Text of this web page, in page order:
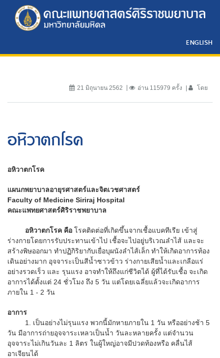
ENGLISH
21 มิถุนายน 2562 อ่าน 115979 ครั้ง โดย
อหิวาตกโรค
อหิวาตกโรค
แผนกพยาบาลอายุรศาสตร์และจิตเวชศาสตร์
Faculty of Medicine Siriraj Hospital
คณะแพทยศาสตร์ศิริราชพยาบาล
อหิวาตกโรค คือ โรคติดต่อที่เกิดขึ้นจากเชื้อแบคทีเรีย เข้าสู่
ร่างกายโดยการรับประทานเข้าไป เชื้อจะไปอยู่บริเวณลำไส้ และจะ
สร้างพิษออกมา ทำปฏิกิริยากับเยื่อบุผนังลำไส้เล็ก ทำให้เกิดอาการท้อง
เดินอย่างมาก อุจจาระเป็นสีน้ำซาวข้าว ร่างกายเสียน้ำและเกลือแร่
อย่างรวดเร็ว และ รุนแรง อาจทำให้ถึงแก่ชีวิตได้ ผู้ที่ได้รับเชื้อ จะเกิด
อาการได้ตั้งแต่ 24 ชั่วโมง ถึง 5 วัน แต่โดยเฉลี่ยแล้วจะเกิดอาการ
ภายใน 1 - 2 วัน
อาการ
1. เป็นอย่างไม่รุนแรง พวกนี้มักหายภายใน 1 วัน หรืออย่างช้า 5
วัน มีอาการถ่ายอุจจาระเหลวเป็นน้ำ วันละหลายครั้ง แต่จำนวน
อุจจาระไม่เกินวันละ 1 ลิตร ในผู้ใหญ่อาจมีปวดท้องหรือ คลื่นไส้
อาเจียนได้